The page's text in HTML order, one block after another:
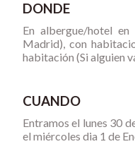
DONDE
En albergue/hotel
Madrid), con
habitación (Si alguien
CUANDO
Entramos el lunes 30
el miércoles dia 1 de